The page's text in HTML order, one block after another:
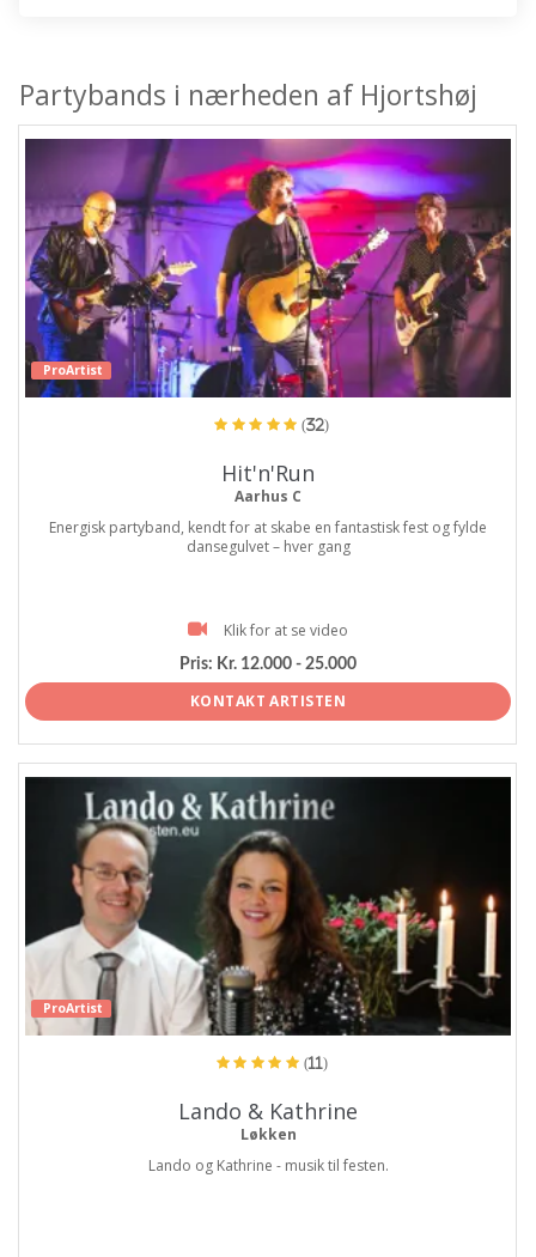
Partybands i nærheden af Hjortshøj
ProArtist
(32)
Hit'n'Run
Aarhus C
Energisk partyband, kendt for at skabe en fantastisk fest og fylde
dansegulvet – hver gang
Klik for at se video
Pris: Kr. 12.000 - 25.000
KONTAKT ARTISTEN
ProArtist
(11)
Lando & Kathrine
Løkken
Lando og Kathrine - musik til festen.